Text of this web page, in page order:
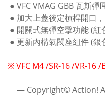
● VFC VMAG GBB 瓦斯彈
● 加大上蓋後定槓桿開口
● 開關式無彈空擊功能 (紅
● 更新內構氣閥座組件 (銀
※ VFC M4 /SR-16 /VR-16 /
― Copyright© Action!